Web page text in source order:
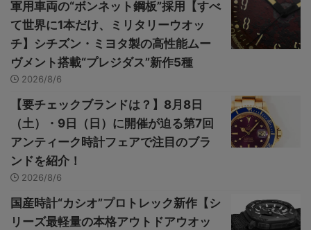
軍用車両の“ボンネット鋼板”採用【すべ
て世界に1本だけ、ミリタリーウオッ
チ】シチズン・ミヨタ製の高性能ムー
ヴメント搭載“プレジダス”新作5種
2026/8/6
【要チェックブランドは？】8月8日
（土）・9日（日）に開催が迫る第7回
アンティーク時計フェアで注目のブラ
ンドを紹介！
2026/8/6
国産時計“カシオ”プロトレック新作【シ
リーズ最軽量の本格アウトドアウオッ